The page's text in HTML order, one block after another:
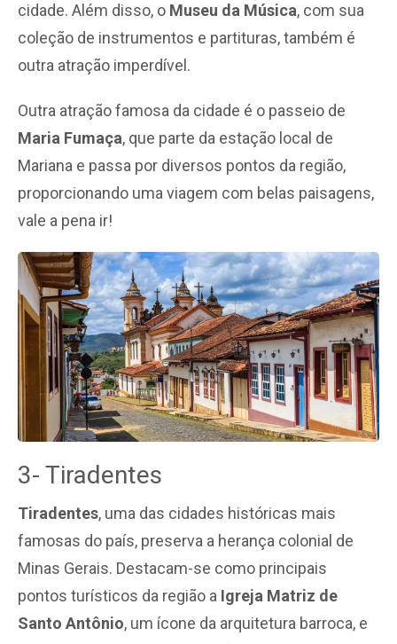
cidade. Além disso, o Museu da Música, com sua
coleção de instrumentos e partituras, também é
outra atração imperdível.
Outra atração famosa da cidade é o passeio de
Maria Fumaça, que parte da estação local de
Mariana e passa por diversos pontos da região,
proporcionando uma viagem com belas paisagens,
vale a pena ir!
3- Tiradentes
Tiradentes, uma das cidades históricas mais
famosas do país, preserva a herança colonial de
Minas Gerais. Destacam-se como principais
pontos turísticos da região a Igreja Matriz de
Santo Antônio, um ícone da arquitetura barroca, e